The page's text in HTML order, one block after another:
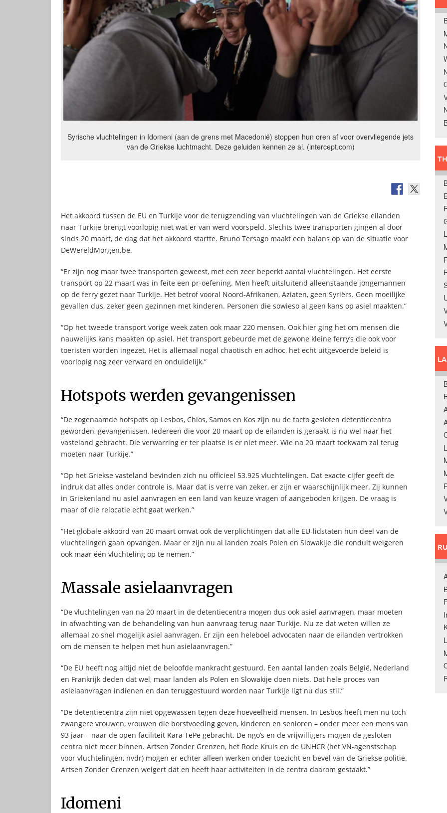
Syrische vluchtelingen in Idomeni (aan de grens met Macedonië) stoppen hun oren af voor overvliegende jets
van de Griekse luchtmacht. Deze geluiden kennen ze al. (intercept.com)
Het akkoord tussen de EU en Turkije voor de terugzending van vluchtelingen van de Griekse eilanden
naar Turkije brengt voorlopig niet wat er van werd voorspeld. Slechts twee transporten gingen al door
sinds 20 maart, de dag dat het akkoord startte. Bruno Tersago maakt een balans op van de situatie voor
DeWereldMorgen.be.
“Er zijn nog maar twee transporten geweest, met een zeer beperkt aantal vluchtelingen. Het eerste
transport op 22 maart was in feite een pr-oefening. Men heeft uitsluitend alleenstaande jongemannen
op de ferry gezet naar Turkije. Het betrof vooral Noord-Afrikanen, Aziaten, geen Syriërs. Geen moeilijke
gevallen dus, zeker geen gezinnen met kinderen. Personen die sowieso al geen kans op asiel maakten.”
“Op het tweede transport vorige week zaten ook maar 220 mensen. Ook hier ging het om mensen die
nauwelijks kans maakten op asiel. Het transport gebeurde met de gewone kleine ferry’s die ook voor
toeristen worden ingezet. Het is allemaal nogal chaotisch en adhoc, het echt uitgevoerde beleid is
voorlopig nog zeer verward en onduidelijk.”
Hotspots werden gevangenissen
“De zogenaamde hotspots op Lesbos, Chios, Samos en Kos zijn nu de facto gesloten detentiecentra
geworden, gevangenissen. Iedereen die voor 20 maart op de eilanden is geraakt is nu wel naar het
vasteland gebracht. Die verwarring er ter plaatse is er niet meer. Wie na 20 maart toekwam zal terug
moeten naar Turkije.”
“Op het Griekse vasteland bevinden zich nu officieel 53.925 vluchtelingen. Dat exacte cijfer geeft de
indruk dat alles onder controle is. Maar dat is verre van zeker, er zijn er waarschijnlijk meer. Zij kunnen
in Griekenland nu asiel aanvragen en een land van keuze vragen of aangeboden krijgen. De vraag is
maar of die relocatie echt gaat werken.”
“Het globale akkoord van 20 maart omvat ook de verplichtingen dat alle EU-lidstaten hun deel van de
vluchtelingen gaan opvangen. Maar er zijn nu al landen zoals Polen en Slowakije die ronduit weigeren
ook maar één vluchteling op te nemen.”
Massale asielaanvragen
“De vluchtelingen van na 20 maart in de detentiecentra mogen dus ook asiel aanvragen, maar moeten
in afwachting van de behandeling van hun aanvraag terug naar Turkije. Nu ze dat weten willen ze
allemaal zo snel mogelijk asiel aanvragen. Er zijn een heleboel advocaten naar de eilanden vertrokken
om de mensen te helpen met hun asielaanvragen.”
“De EU heeft nog altijd niet de beloofde mankracht gestuurd. Een aantal landen zoals België, Nederland
en Frankrijk deden dat wel, maar landen als Polen en Slowakije doen niets. Dat hele proces van
asielaanvragen indienen en dan teruggestuurd worden naar Turkije ligt nu dus stil.”
“De detentiecentra zijn niet opgewassen tegen deze hoeveelheid mensen. In Lesbos heeft men nu toch
zwangere vrouwen, vrouwen die borstvoeding geven, kinderen en senioren – onder meer een mens van
93 jaar – naar de open faciliteit Kara TePe gebracht. De ngo’s en de vrijwilligers mogen de gesloten
centra niet meer binnen. Artsen Zonder Grenzen, het Rode Kruis en de UNHCR (het VN-agenstschap
voor vluchtelingen, nvdr) mogen er echter alleen werken onder toezicht en bevel van de Griekse politie.
Artsen Zonder Grenzen weigert dat en heeft haar activiteiten in de centra daarom gestaakt.”
Idomeni